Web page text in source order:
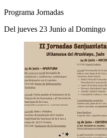
Programa Jornadas
Del jueves 23 Junio al